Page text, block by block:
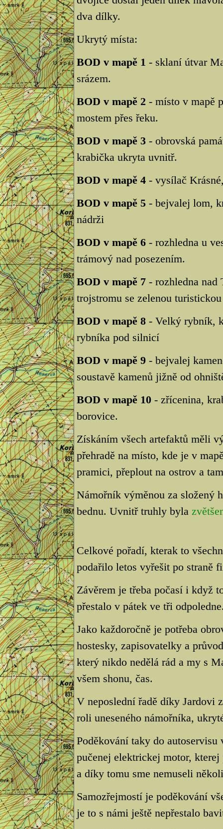
dva dílky.
Ukrytý místa:
BOD v mapě 1 - sklaní útvar
srázem.
BOD v mapě 2 - místo v mapě
mostem přes řeku.
BOD v mapě 3- obrovská
krabička ukryta uvnitř.
BOD v mapě 4- vysílač
BOD v mapě 5- bejvalej lom,
nádrži
BOD v mapě 6- rozhledna u
trámový nad posezením.
BOD v mapě 7- rozhledna nad
trojstromu se zelenou
BOD v mapě 8- Velký rybník,
rybníka pod silnicí
BOD v mapě 9- bejvalej
soustavě kamenů jižně od
BOD v mapě 10- zřícenina,
borovice.
Získáním všech artefaktů měli
přehradě na místo, kde je v
pramici, přeplout na ostrov a
Námořník výměnou za složený
bednu. Uvnitř truhly byla
Celkové pořadí, kterak to
podařilo letos vyřešit po straně
Závěrem je třeba počasí i když
přestalo v pátek ve tři
Jako každoročně je potřeba
hostesky, zapisovatelky a
který nikdo nedělá rád a my s
všem shonu, čas.
V neposlední řadě díky Jardovi
roli uneseného námořníka,
Poděkování taky do
pučenej elektrickej motor,
a díky tomu sme nemuseli
Samozřejmostí je poděkování
je to s námi ještě nepřestalo